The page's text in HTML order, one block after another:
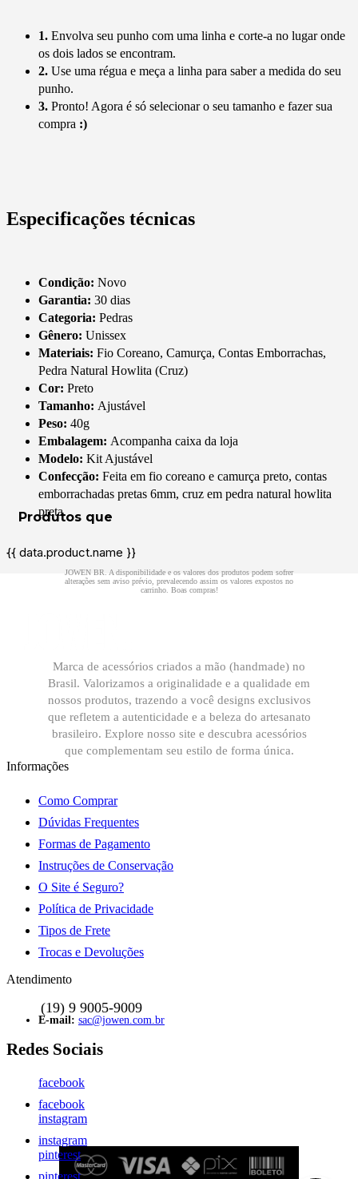
1. Envolva seu punho com uma linha e corte-a no lugar onde
os dois lados se encontram.
2. Use uma régua e meça a linha para saber a medida do seu
punho.
3. Pronto! Agora é só selecionar o seu tamanho e fazer sua
compra :)
Especificações técnicas
Condição: Novo
Garantia: 30 dias
Categoria: Pedras
Gênero: Unissex
Materiais: Fio Coreano, Camurça, Contas Emborrachas,
Pedra Natural Howlita (Cruz)
Cor: Preto
Tamanho: Ajustável
Peso: 40g
Embalagem: Acompanha caixa da loja
Modelo: Kit Ajustável
Confecção: Feita em fio coreano e camurça preto, contas
emborrachadas pretas 6mm, cruz em pedra natural howlita
preta.
{{ data.product.name }}
Marca de acessórios criados a mão (handmade) no
Brasil. Valorizamos a originalidade e a qualidade em
nossos produtos, trazendo a você designs exclusivos
que refletem a autenticidade e a beleza do artesanato
brasileiro. Explore nosso site e descubra acessórios
que complementam seu estilo de forma única.
Informações
Como Comprar
Dúvidas Frequentes
Formas de Pagamento
Instruções de Conservação
O Site é Seguro?
Política de Privacidade
Tipos de Frete
Trocas e Devoluções
Atendimento
sac@jowen.com.br
facebook
facebook
instagram
instagram
pinterest
pinterest